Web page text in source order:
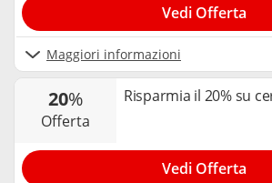
Maggiori informazioni
Vedi Offerta
20%
offerta
Risparmia il 20% su
Vedi Offerta